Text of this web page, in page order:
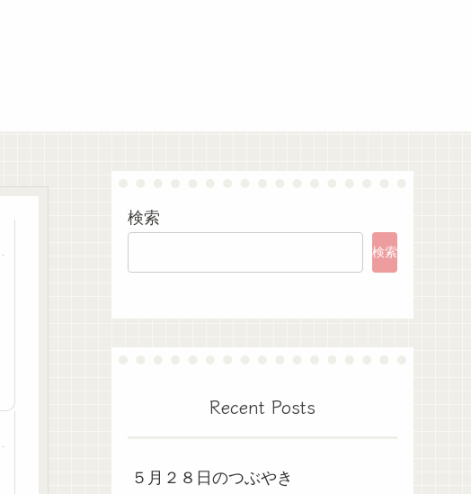
検索
検索
Recent Posts
５月２８日のつぶやき